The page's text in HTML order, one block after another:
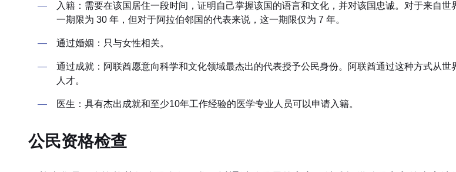
入籍：需要在该国居住一段时间，证明自己掌握该国的语言和文化，并对该国忠诚。对于来自世
一期限为 30 年，但对于阿拉伯邻国的代表来说，这一期限仅为 7 年。
通过婚姻：只与女性相关。
通过成就：阿联酋愿意向科学和文化领域最杰出的代表授予公民身份。阿联酋通过这种方式从世
人才。
医生：具有杰出成就和至少10年工作经验的医学专业人员可以申请入籍。
公民资格检查